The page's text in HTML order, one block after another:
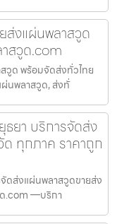
ส่งแผ่นพลาสวูด
สวูด.com
วูด พร้อมจัดส่งทั่วไทย
นพลาสวูด, ส่งทั่
ยา บริการจัดส่ง
ทุกภาค ราคาถูก
ดส่งแผ่นพลาสวูดขายส่ง
.com —บริกา